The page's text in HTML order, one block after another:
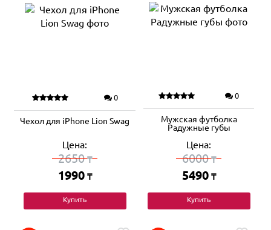
0
Чехол для iPhone Lion Swag
Цена:
2650₸
1990 ₸
Купить
0
Мужская футболка
Радужные губы
Цена:
6000₸
5490 ₸
Купить